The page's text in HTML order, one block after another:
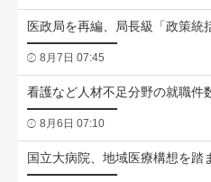
医政局を再編、局長級「政策
8月7日 07:45
看護など人材不足分野の就職件
8月6日 07:10
国立大病院、地域医療構想を踏